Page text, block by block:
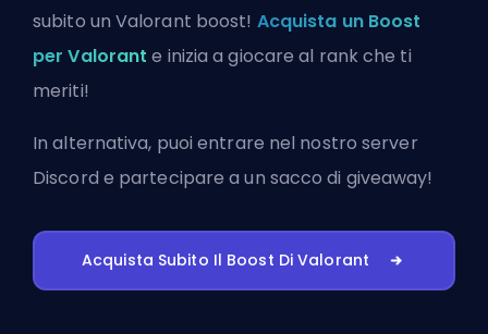
subito un Valorant boost! Acquista un Boost
per Valorant e inizia a giocare al rank che ti
meriti!
In alternativa, puoientrare nel nostro server
Discord e partecipare a un sacco di giveaway!
Acquista Subito Il Boost Di Valorant